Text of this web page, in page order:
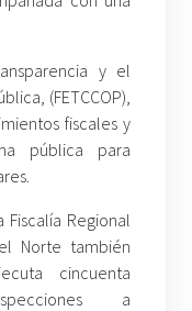
y el
(FETCCOP),
fiscales y
pública para
Fiscalía Regional
Norte también
cincuenta
a